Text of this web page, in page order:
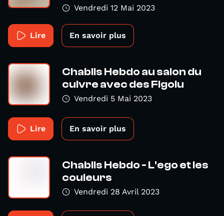
Vendredi 12 Mai 2023
Lire En savoir plus
Chablis Hebdo au salon du
cuivre avec des Figolu
Vendredi 5 Mai 2023
Lire En savoir plus
Chablis Hebdo - L'ego et les
couleurs
Vendredi 28 Avril 2023